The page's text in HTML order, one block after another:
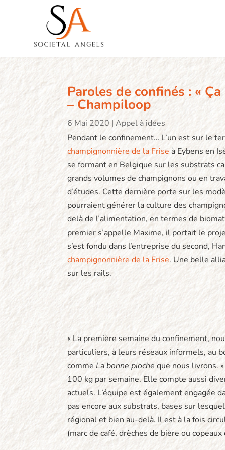
Paroles de confinés : «
– Champiloop
6 Mai 2020 |Appel à idées
Pendant le confinement… L’un est sur le
champignonnière de la Frise à Eybens en
se formant en Belgique sur les substrats
grands volumes de champignons ou en
d’études. Cette dernière porte sur les
pourraient générer la culture des
delà de l’alimentation, en termes de
premier s’appelle Maxime, il portait le
s’est fondu dans l’entreprise du second,
champignonnière de la Frise. Une belle
sur les rails.
« La première semaine du confinement,
particuliers, à leurs réseaux informels, au
comme La bonne pioche que nous livrons.
100 kg par semaine. Elle compte aussi
actuels. L’équipe est également engagée
pas encore aux substrats, bases sur
régional et bien au-delà. Il est à la fois
(marc de café, drèches de bière ou